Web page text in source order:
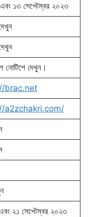
১৩ সেপ্টেম্বর ২০২৩
নোটিশে দেখুন।
brac.net
a2zchakri.com/
২১ সেপ্টেম্বর ২০২৩